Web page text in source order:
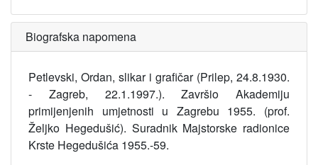
Biografska napomena
Petlevski, Ordan, slikar i grafičar (Prilep, 24.8.1930.
- Zagreb, 22.1.1997.). Završio Akademiju
primijenjenih umjetnosti u Zagrebu 1955. (prof.
Željko Hegedušić). Suradnik Majstorske radionice
Krste Hegedušića 1955.-59.